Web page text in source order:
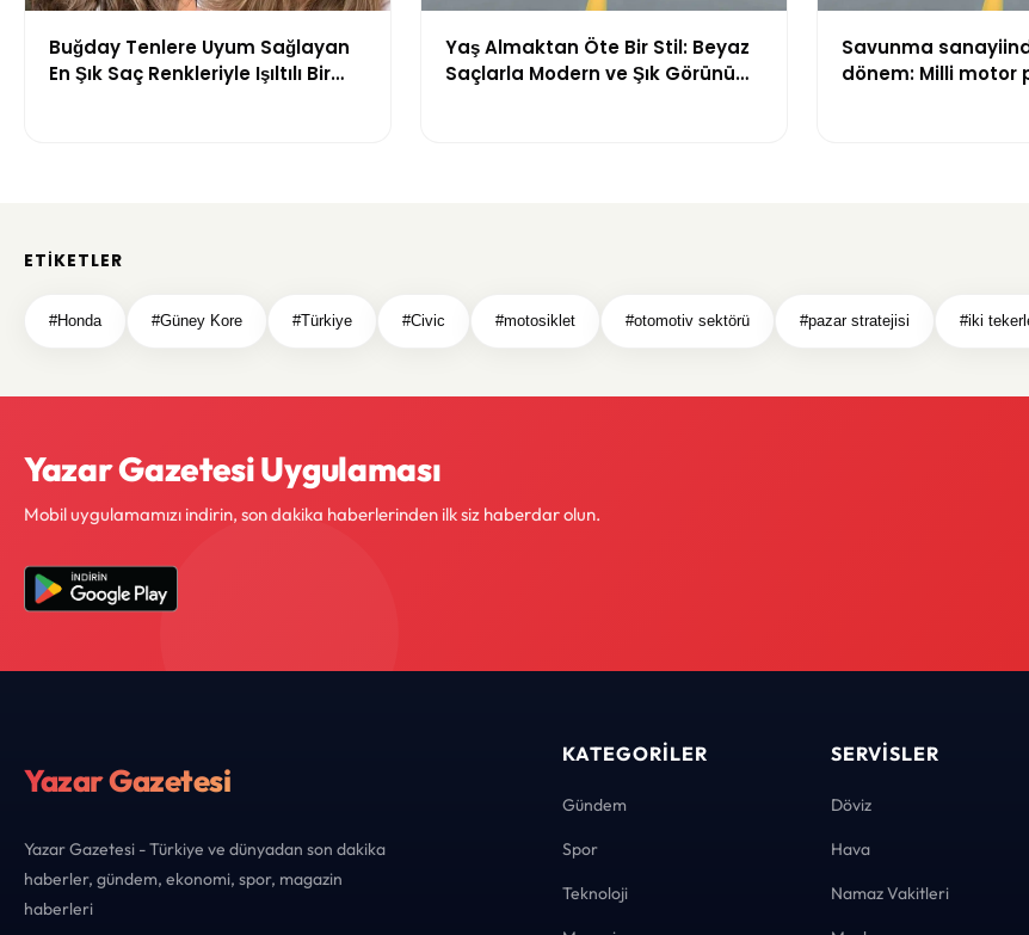
Buğday Tenlere Uyum Sağlayan
En Şık Saç Renkleriyle Işıltılı Bir
Yaş Almaktan Öte Bir Stil: Beyaz
Saçlarla Modern ve Şık Görünüm
Savunma
dönem: Milli motor
ETIKETLER
#Honda #Güney Kore #Türkiye #Civic #motosiklet #otomotiv sektörü #pazar stratejisi #iki
Yazar Gazetesi Uygulaması
Mobil uygulamamızı indirin, son dakika haberlerinden ilk siz haberdar olun.
Yazar Gazetesi
Yazar Gazetesi - Türkiye ve dünyadan son dakika
haberler, gündem, ekonomi, spor, magazin
haberleri
KATEGORILER
Gündem
Spor
Teknoloji
SERVISLER
Döviz
Hava
Namaz Vakitleri